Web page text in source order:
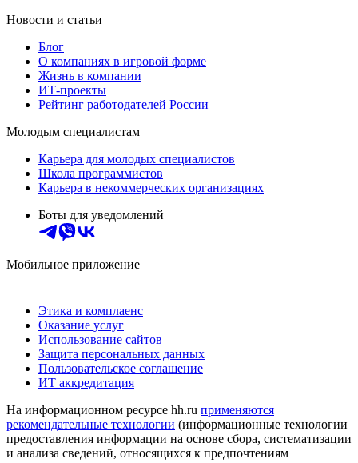
Новости и статьи
Блог
О компаниях в игровой форме
Жизнь в компании
ИТ-проекты
Рейтинг работодателей России
Молодым специалистам
Карьера для молодых специалистов
Школа программистов
Карьера в некоммерческих организациях
Боты для уведомлений
Мобильное приложение
Этика и комплаенс
Оказание услуг
Использование сайтов
Защита персональных данных
Пользовательское соглашение
ИТ аккредитация
На информационном ресурсе hh.ru применяются
рекомендательные технологии (информационные технологии
предоставления информации на основе сбора, систематизации
и анализа сведений, относящихся к предпочтениям